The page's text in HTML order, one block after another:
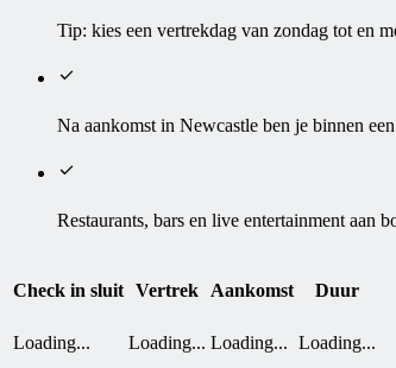
Tip: kies een vertrekdag van zondag tot en
Na aankomst in Newcastle ben je binnen
Restaurants, bars en live entertainment aan
Check in sluit Vertrek Aankomst Duur
Loading... Loading... Loading... Loading...